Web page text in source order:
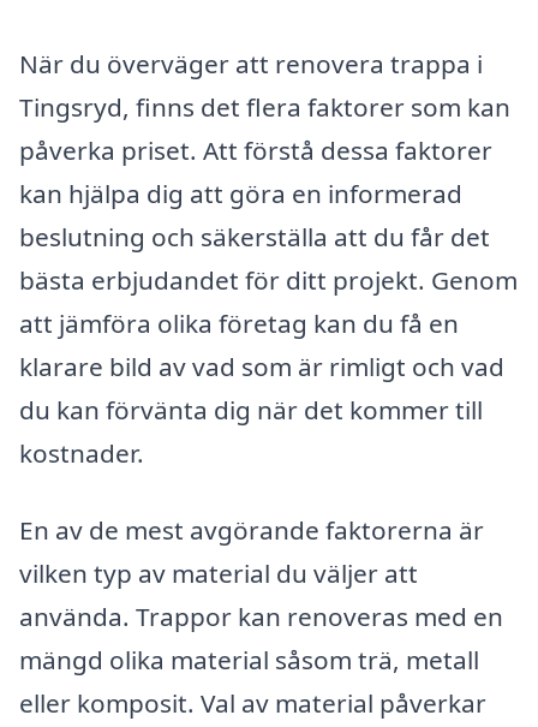
När du överväger att renovera trappa i
Tingsryd, finns det flera faktorer som kan
påverka priset. Att förstå dessa faktorer
kan hjälpa dig att göra en informerad
beslutning och säkerställa att du får det
bästa erbjudandet för ditt projekt. Genom
att jämföra olika företag kan du få en
klarare bild av vad som är rimligt och vad
du kan förvänta dig när det kommer till
kostnader.
En av de mest avgörande faktorerna är
vilken typ av material du väljer att
använda. Trappor kan renoveras med en
mängd olika material såsom trä, metall
eller komposit. Val av material påverkar